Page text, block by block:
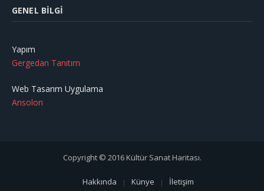
GENEL BILGI
Yapım
Gergedan Tanıtım
Web Tasarım Uygulama
Ansolon
Copyright © 2016 Kültür Sanat Haritası.
Hakkında Künye İletişim